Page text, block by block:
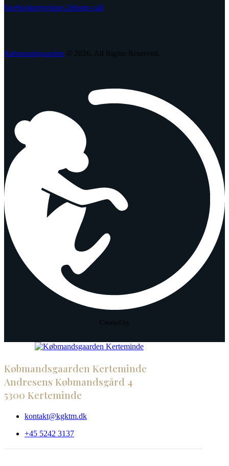
facebookenvelope-2phone-call
Købmandsgaarden © 2026. All Rights Reserved.
Created by
Købmandsgaarden Kerteminde
Andresens Købmandsgård 4
5300 Kerteminde
kontakt@kgktm.dk
+45 5242 3137